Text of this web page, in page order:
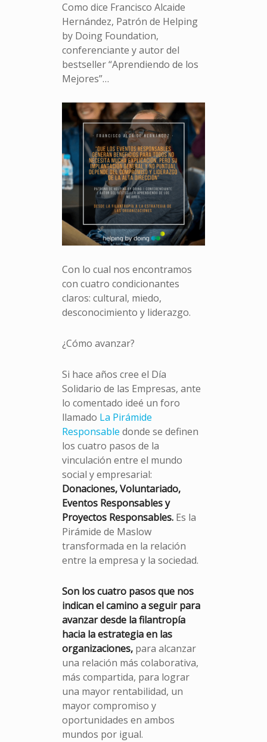
Como dice Francisco Alcaide
Hernández, Patrón de Helping
by Doing Foundation,
conferenciante y autor del
bestseller “Aprendiendo de los
Mejores”…
Con lo cual nos encontramos
con cuatro condicionantes
claros: cultural, miedo,
desconocimiento y liderazgo.
¿Cómo avanzar?
Si hace años cree el Día
Solidario de las Empresas, ante
lo comentado ideé un foro
llamado La Pirámide
Responsable donde se definen
los cuatro pasos de la
vinculación entre el mundo
social y empresarial:
Donaciones, Voluntariado,
Eventos Responsables y
Proyectos Responsables. Es la
Pirámide de Maslow
transformada en la relación
entre la empresa y la sociedad.
Son los cuatro pasos que nos
indican el camino a seguir para
avanzar desde la filantropía
hacia la estrategia en las
organizaciones, para alcanzar
una relación más colaborativa,
más compartida, para lograr
una mayor rentabilidad, un
mayor compromiso y
oportunidades en ambos
mundos por igual.